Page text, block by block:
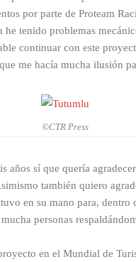
por parte de Proteam
he tenido problemas
continuar con este
me hacía mucha ilusión
©CTR Press
años sí que quería
también quiero
en su mano para,
personas
en el Mundial de